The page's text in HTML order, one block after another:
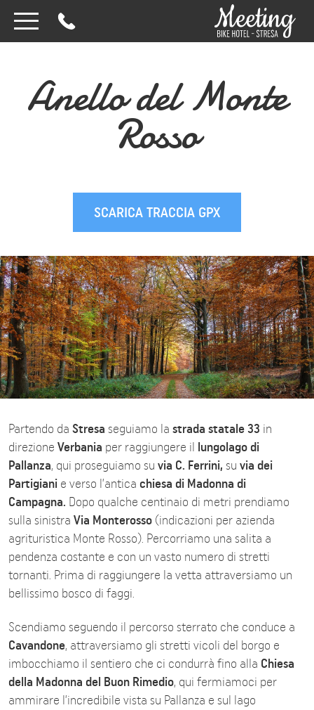
Anello del Monte
Rosso
SCARICA TRACCIA GPX
Partendo da Stresa seguiamo la strada statale 33 in
direzione Verbania per raggiungere il lungolago di
Pallanza, qui proseguiamo su via C. Ferrini, su via dei
Partigiani e verso l’antica chiesa di Madonna di
Campagna. Dopo qualche centinaio di metri prendiamo
sulla sinistra Via Monterosso (indicazioni per azienda
agrituristica Monte Rosso). Percorriamo una salita a
pendenza costante e con un vasto numero di stretti
tornanti. Prima di raggiungere la vetta attraversiamo un
bellissimo bosco di faggi.
Scendiamo seguendo il percorso sterrato che conduce a
Cavandone, attraversiamo gli stretti vicoli del borgo e
imbocchiamo il sentiero che ci condurrà fino alla Chiesa
della Madonna del Buon Rimedio, qui fermiamoci per
ammirare l’incredibile vista su Pallanza e sul lago